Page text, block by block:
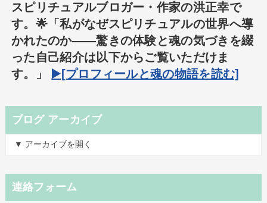
スピリチュアルブロガー・作家の洪正幸で
す。🌟「私がなぜスピリチュアルの世界へ導
かれたのか――驚きの体験と魂の気づきを綴
った自己紹介は以下からご覧いただけま
す。」
▶️[プロフィールと魂の物語を読む]
ブログ アーカイブ
▼ アーカイブを開く
連絡フォーム